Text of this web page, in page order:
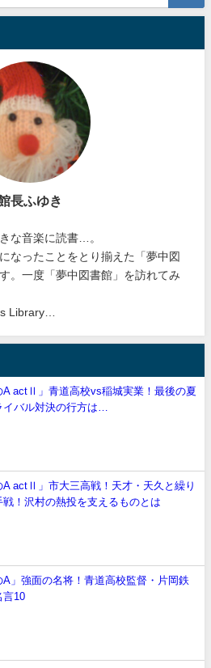
長ふゆき
な音楽に読書…。
なったことをとり揃えた「夢中図
。一度「夢中図書館」を訪れてみ
Library…
A actⅡ」青道高校vs稲城実業！最後の夏
イバル対決の行方は…
A actⅡ」市大三高戦！天才・天久と繰り
戦！沢村の熱投を支えるものとは
A」強面の名将！青道高校監督・片岡鉄
言10